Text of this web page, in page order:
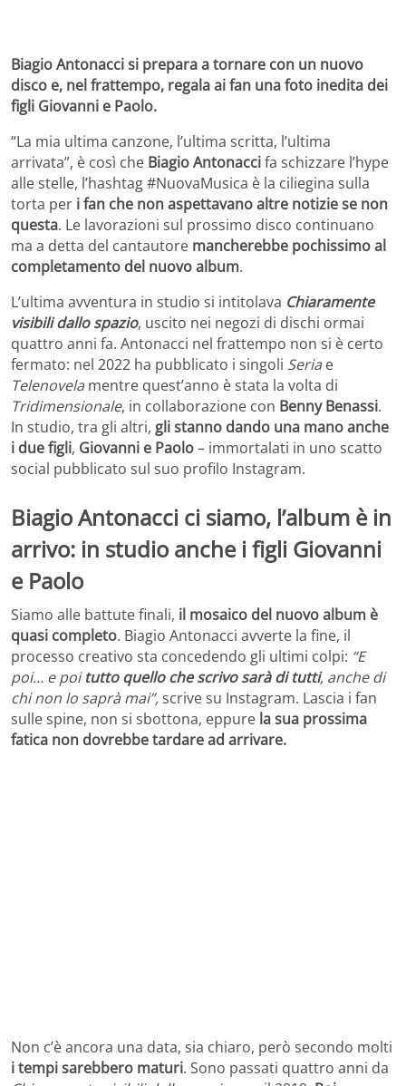
Biagio Antonacci si prepara a tornare con un nuovo
disco e, nel frattempo, regala ai fan una foto inedita dei
figli Giovanni e Paolo.
“La mia ultima canzone, l’ultima scritta, l’ultima
arrivata”, è così che Biagio Antonaccifa schizzare l’hype
alle stelle, l’hashtag #NuovaMusica è la ciliegina sulla
torta per i fan che non aspettavano altre notizie se non
questa. Le lavorazioni sul prossimo disco continuano
ma a detta del cantautore mancherebbe pochissimo al
completamento del nuovo album.
L’ultima avventura in studio si intitolava Chiaramente
visibili dallo spazio, uscito nei negozi di dischi ormai
quattro anni fa. Antonacci nel frattempo non si è certo
fermato: nel 2022 ha pubblicato i singoli Seria e
Telenovela mentre quest’anno è stata la volta di
Tridimensionale, in collaborazione con Benny Benassi.
In studio, tra gli altri, gli stanno dando una mano anche
i due figli, Giovanni e Paolo– immortalati in uno scatto
social pubblicato sul suo profilo Instagram.
Biagio Antonacci ci siamo, l’album è in
arrivo: in studio anche i figli Giovanni
e Paolo
Siamo alle battute finali, il mosaico del nuovo album è
quasi completo. Biagio Antonacci avverte la fine, il
processo creativo sta concedendo gli ultimi colpi: “E
poi… e poitutto quello che scrivo sarà di tutti, anche di
chi non lo saprà mai”,scrive su Instagram. Lascia i fan
sulle spine, non si sbottona, eppure la sua prossima
fatica non dovrebbe tardare ad arrivare.
Non c’è ancora una data, sia chiaro, però secondo molti
i tempi sarebbero maturi. Sono passati quattro anni da